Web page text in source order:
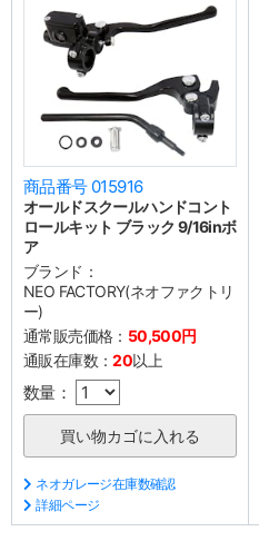
商品番号 015916
オールドスクールハンドコント
ロールキット ブラック 9/16inボ
ア
ブランド：
NEO FACTORY(ネオファクトリ
ー)
通常販売価格： 50,500円
通販在庫数：20以上
数量：
ネオガレージ在庫数確認
詳細ページ